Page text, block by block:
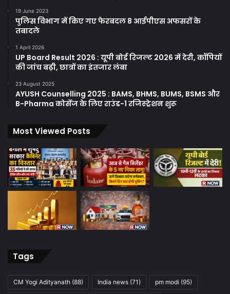
19 June 2023
पुलिस विभाग में किए गए फेरबदल 8 आईपीएस अफसरों के
तबादले
1 April 2026
UP Board Result 2026 : यूपी बोर्ड रिजल्ट 2026 में देरी, कॉपियों
की जांच बढ़ी, छात्रों का इंतजार लंबा
23 August 2025
AYUSH Counselling 2025 : BAMS, BHMS, BUMS, BSMS और
B-Pharma कोर्सेज के लिए राउंड-1 रजिस्ट्रेशन शुरू
Most Viewed Posts
Tags
CM Yogi Adityanath (88) India news (71) pm modi (95)